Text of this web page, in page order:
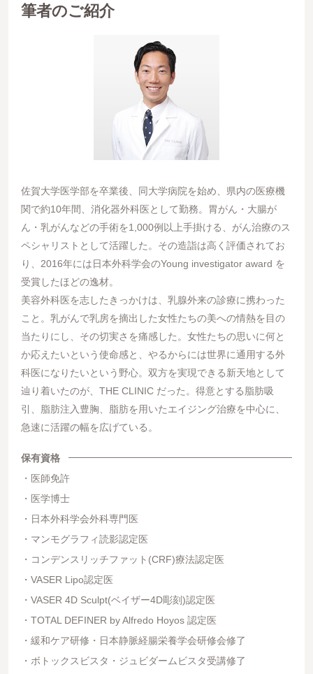
筆者のご紹介
佐賀大学医学部を卒業後、同大学病院を始め、県内の医療機
関で約10年間、消化器外科医として勤務。胃がん・大腸が
ん・乳がんなどの手術を1,000例以上手掛ける、がん治療のス
ペシャリストとして活躍した。その造詣は高く評価されてお
り、2016年には日本外科学会のYoung investigator award を
受賞したほどの逸材。
美容外科医を志したきっかけは、乳腺外来の診療に携わった
こと。乳がんで乳房を摘出した女性たちの美への情熱を目の
当たりにし、その切実さを痛感した。女性たちの思いに何と
か応えたいという使命感と、やるからには世界に通用する外
科医になりたいという野心。双方を実現できる新天地として
辿り着いたのが、THE CLINIC だった。得意とする脂肪吸
引、脂肪注入豊胸、脂肪を用いたエイジング治療を中心に、
急速に活躍の幅を広げている。
保有資格
医師免許
医学博士
日本外科学会外科専門医
マンモグラフィ読影認定医
コンデンスリッチファット(CRF)療法認定医
VASER Lipo認定医
VASER 4D Sculpt(ベイザー4D彫刻)認定医
TOTAL DEFINER by Alfredo Hoyos 認定医
緩和ケア研修・日本静脈経腸栄養学会研修会修了
ボトックスビスタ・ジュビダームビスタ受講修了